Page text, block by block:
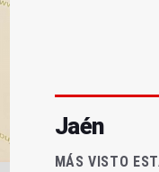
Jaén
MÁS VISTO